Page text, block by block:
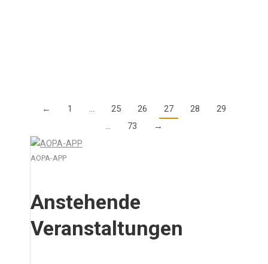
← 1 … 25 26 27 28
29
…
73 →
AOPA-APP
Anstehende
Veranstaltungen